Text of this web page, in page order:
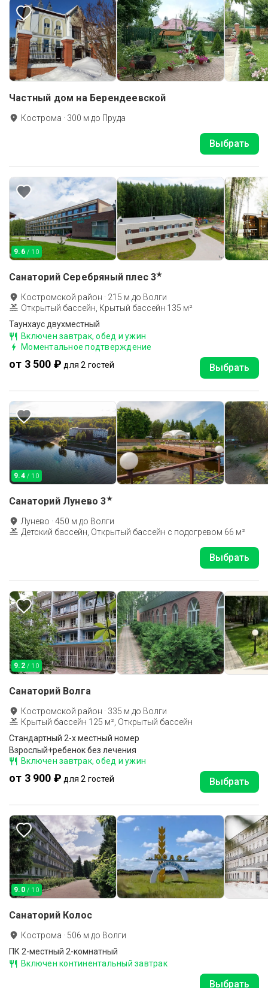
Частный дом на Берендеевской
Кострома · 300 м до Пруда
Выбрать
9.6 / 10
Санаторий Серебряный плес 3★
Костромской район · 215 м до Волги
Открытый бассейн, Крытый бассейн 135 м²
Таунхаус двухместный
Включен завтрак, обед и ужин
Моментальное подтверждение
от 3 500 ₽ для 2 гостей Выбрать
9.4 / 10
Санаторий Лунево 3★
Лунево ·450 м до Волги
Детский бассейн, Открытый бассейн с подогревом 66 м²
Выбрать
9.2 / 10
Санаторий Волга
Костромской район · 335 м до Волги
Крытый бассейн 125 м², Открытый бассейн
Стандартный 2-х местный номер
Взрослый+ребенок без лечения
Включен завтрак, обед и ужин
от 3 900 ₽ для 2 гостей Выбрать
9.0 / 10
Санаторий Колос
Кострома · 506 м до Волги
ПК 2-местный 2-комнатный
Включен континентальный завтрак
Выбрать